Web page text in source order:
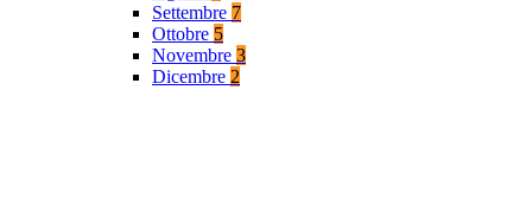
Settembre 7
Ottobre 5
Novembre 3
Dicembre 2